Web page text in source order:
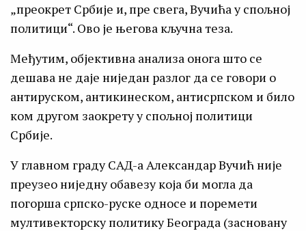
„преокрет Србије и, пре свега, Вучића у спољној
политици“. Ово је његова кључна теза.
Међутим, објективна анализа онога што се
дешава не даје ниједан разлог да се говори о
антируском, антикинеском, антисрпском и било
ком другом заокрету у спољној политици
Србије.
У главном граду САД-а Александар Вучић није
преузео ниједну обавезу која би могла да
погорша српско-руске односе и поремети
мултивекторску политику Београда (засновану